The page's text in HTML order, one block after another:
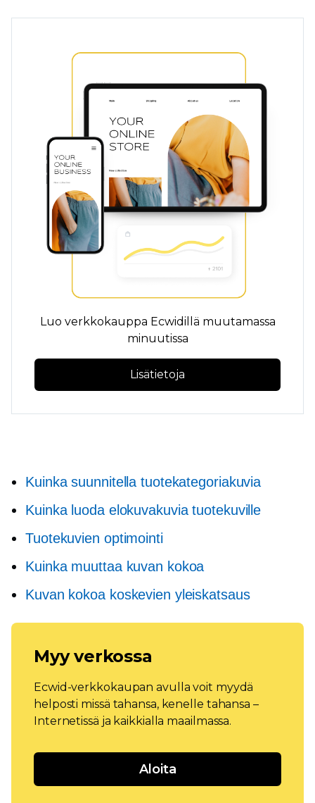
Luo verkkokauppa Ecwidillä muutamassa
minuutissa
Lisätietoja
Kuinka suunnitella tuotekategoriakuvia
Kuinka luoda elokuvakuvia tuotekuville
Tuotekuvien optimointi
Kuinka muuttaa kuvan kokoa
Kuvan kokoa koskevien yleiskatsaus
Myy verkossa
Ecwid-verkkokaupan avulla voit myydä
helposti missä tahansa, kenelle tahansa –
Internetissä ja kaikkialla maailmassa.
Aloita